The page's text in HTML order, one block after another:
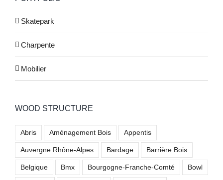
Skatepark
Charpente
Mobilier
WOOD STRUCTURE
Abris Aménagement Bois Appentis
Auvergne Rhône-Alpes Bardage Barrière Bois
Belgique Bmx Bourgogne-Franche-Comté Bowl